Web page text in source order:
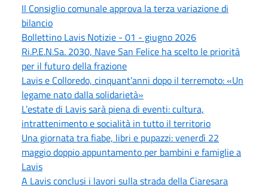
Il Consiglio comunale approva la terza variazione di
bilancio
Bollettino Lavis Notizie - 01 - giugno 2026
Ri.P.E.N.Sa. 2030, Nave San Felice ha scelto le priorità
per il futuro della frazione
Lavis e Colloredo, cinquant’anni dopo il terremoto: «Un
legame nato dalla solidarietà»
L’estate di Lavis sarà piena di eventi: cultura,
intrattenimento e socialità in tutto il territorio
Una giornata tra fiabe, libri e pupazzi: venerdì 22
maggio doppio appuntamento per bambini e famiglie a
Lavis
A Lavis conclusi i lavori sulla strada della Ciaresara